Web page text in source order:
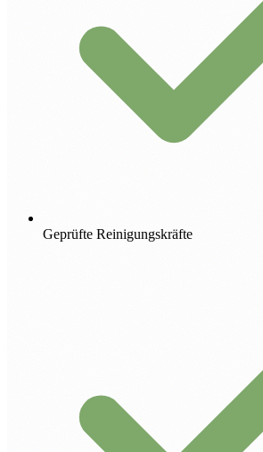
Geprüfte Reinigungskräfte